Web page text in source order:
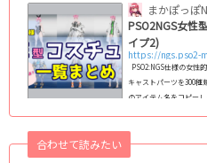
ルギ...
まかぽっぽ
PSO2NGS女性
イプ2)
https://ngs.pso2-
PSO2:NGS仕様の女性
キャストパーツを300種
のアイテム名をコピー
と､その衣装の「カラ
変更箇所」が確認でき
合わせて読みたい